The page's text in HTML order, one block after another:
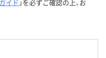
イド 」を必ずご確認の上、お